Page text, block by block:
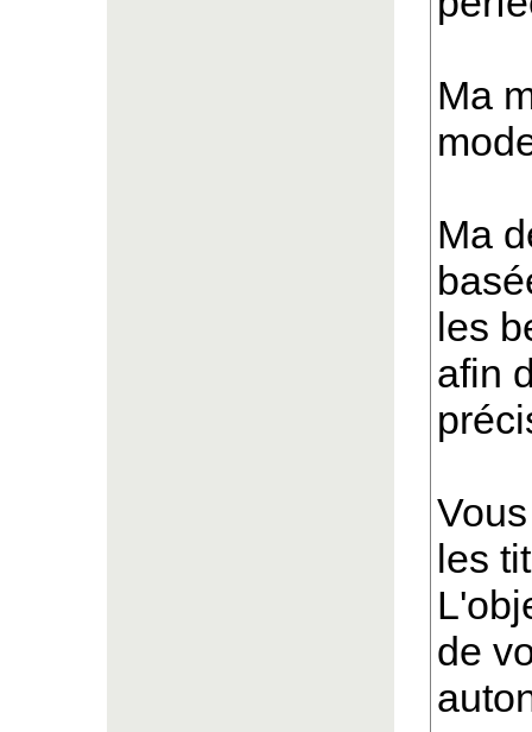
Ma
Ma
les
afin
les
de